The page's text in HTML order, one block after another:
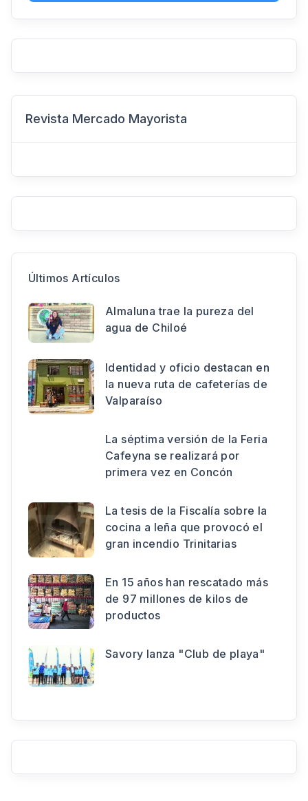
Revista Mercado Mayorista
Últimos Artículos
Almaluna trae la pureza del
agua de Chiloé
Identidad y oficio destacan en
la nueva ruta de cafeterías de
Valparaíso
La séptima versión de la Feria
Cafeyna se realizará por
primera vez en Concón
La tesis de la Fiscalía sobre la
cocina a leña que provocó el
gran incendio Trinitarias
En 15 años han rescatado más
de 97 millones de kilos de
productos
Savory lanza "Club de playa"